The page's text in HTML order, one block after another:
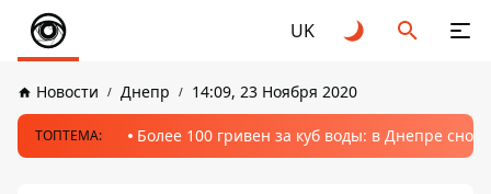
UK
Новости Днепр 14:09, 23 Ноября 2020
ТОПТЕМА: Более 100 гривен за куб воды: в Днепре